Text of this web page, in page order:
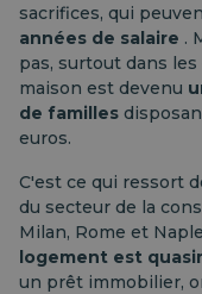
sacrifices, qui
années de salaire .
pas, surtout dans
maison est devenu
de familles
euros.
C'est ce qui ressort
du secteur de la
Milan, Rome et
logement est
un prêt immobilier,